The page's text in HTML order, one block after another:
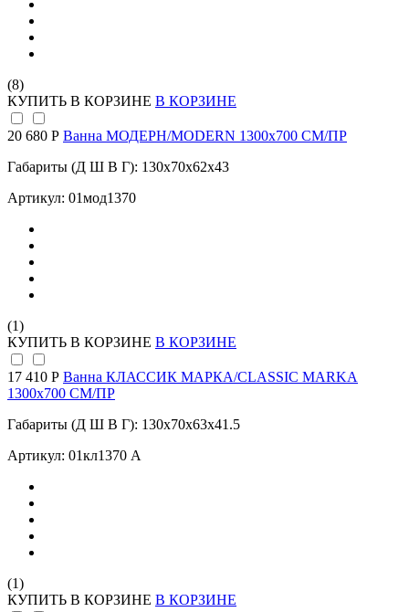
(8)
КУПИТЬ В КОРЗИНЕ В КОРЗИНЕ
20 680 Р Ванна МОДЕРН/MODERN 1300х700 СМ/ПР
Габариты (Д Ш В Г): 130x70x62x43
Артикул: 01мод1370
(1)
КУПИТЬ В КОРЗИНЕ В КОРЗИНЕ
17 410 Р Ванна КЛАССИК МАРКА/CLASSIC MARKA
1300х700 СМ/ПР
Габариты (Д Ш В Г): 130x70x63x41.5
Артикул: 01кл1370 А
(1)
КУПИТЬ В КОРЗИНЕ В КОРЗИНЕ